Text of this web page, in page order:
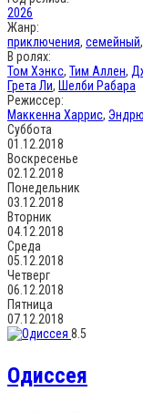
2026
Жанр:
приключения, семейный,
В ролях:
Том Хэнкс, Тим Аллен,
Грета Ли, Шелби Рабара
Режиссер:
Маккенна Харрис,
Суббота
01.12.2018
Воскресенье
02.12.2018
Понедельник
03.12.2018
Вторник
04.12.2018
Среда
05.12.2018
Четверг
06.12.2018
Пятница
07.12.2018
8.5
Одиссея